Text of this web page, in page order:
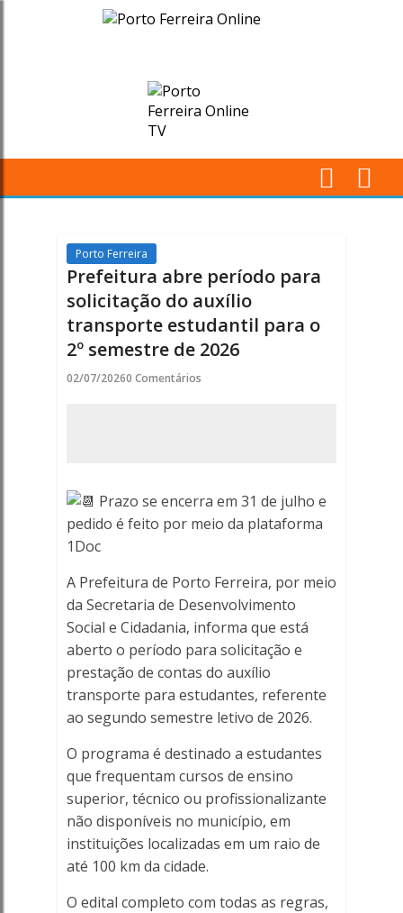
Prefeitura
período
para
auxílio
transporte
estudantil
para
semestre
de
2026
-
Porto
Ferreira
Online
-
Porto
Ferreira
Online
Porto Ferreira
Prefeitura abre período para
solicitação do auxílio
transporte estudantil para o
2º semestre de 2026
02/07/20260 Comentários
Prazo se encerra em 31 de julho e
pedido é feito por meio da plataforma
1Doc
A Prefeitura de Porto Ferreira, por meio
da Secretaria de Desenvolvimento
Social e Cidadania, informa que está
aberto o período para solicitação e
prestação de contas do auxílio
transporte para estudantes, referente
ao segundo semestre letivo de 2026.
O programa é destinado a estudantes
que frequentam cursos de ensino
superior, técnico ou profissionalizante
não disponíveis no município, em
instituições localizadas em um raio de
até 100 km da cidade.
O edital completo com todas as regras,